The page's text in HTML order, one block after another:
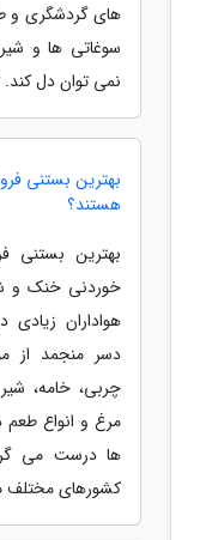
های گردشگری و
سوغاتی ها و
نمی توان دل
بهترین بستنی
هستند؟
بهترین بستنی
خوردنی خنک و
هواداران زیادی
دسر منجمد از
چربی، خامه،
مرغ و انواع طعم
ها درست می
کشورهای مختلف